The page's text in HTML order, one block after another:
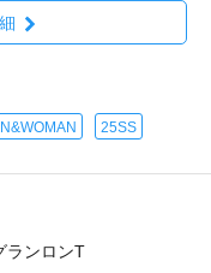
25SS
ランロンT